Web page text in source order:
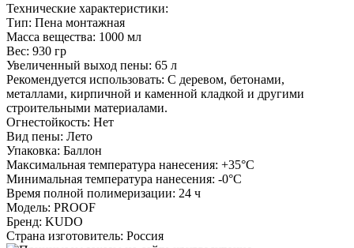
Технические характеристики:
Тип: Пена монтажная
Масса вещества: 1000 мл
Вес: 930 гр
Увеличенный выход пены: 65 л
Рекомендуется использовать: С деревом, бетонами,
металлами, кирпичной и каменной кладкой и другими
строительными материалами.
Огнестойкость: Нет
Вид пены: Лето
Упаковка: Баллон
Максимальная температура нанесения: +35°С
Минимальная температура нанесения: -0°С
Время полной полимеризации: 24 ч
Модель: PROOF
Бренд: KUDO
Страна изготовитель: Россия